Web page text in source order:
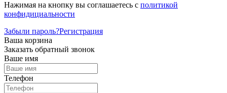
Нажимая на кнопку вы соглашаетесь с политикой
конфидициальности
Забыли пароль?Регистрация
Ваша корзина
Заказать обратный звонок
Ваше имя
Телефон